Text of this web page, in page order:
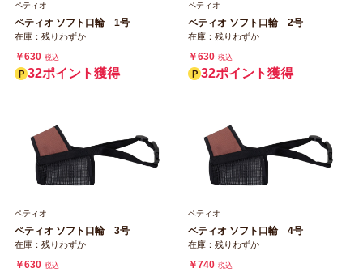
ペティオ
ペティオ ソフト口輪 1号
在庫：残りわずか
￥630 税込
32ポイント獲得
ペティオ
ペティオ ソフト口輪 2号
在庫：残りわずか
￥630 税込
32ポイント獲得
ペティオ
ペティオ ソフト口輪 3号
在庫：残りわずか
￥630 税込
ペティオ
ペティオ ソフト口輪 4号
在庫：残りわずか
￥740 税込